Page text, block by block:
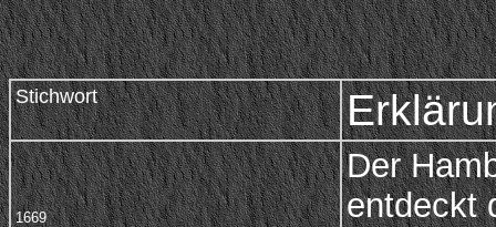
Stichwort
1669
Der
entdeckt